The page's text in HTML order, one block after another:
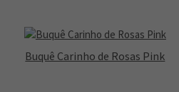
Buquê Carinho de Rosas Pink